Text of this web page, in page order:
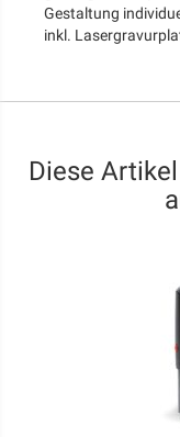
Gestaltung
inkl.
Diese